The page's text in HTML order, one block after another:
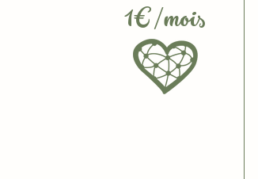
1€/mois